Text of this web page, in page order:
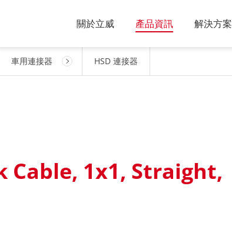
關於立威 產品資訊 解決方案
車用連接器 HSD 連接器
Cable, 1x1, Straight,